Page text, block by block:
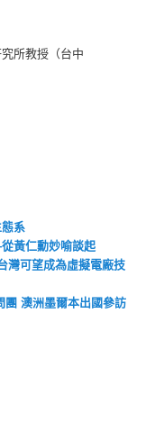
所教授（台中
系
黃仁勳妙喻談起
灣可望成為虛擬電廠技
團 澳洲墨爾本出國參訪